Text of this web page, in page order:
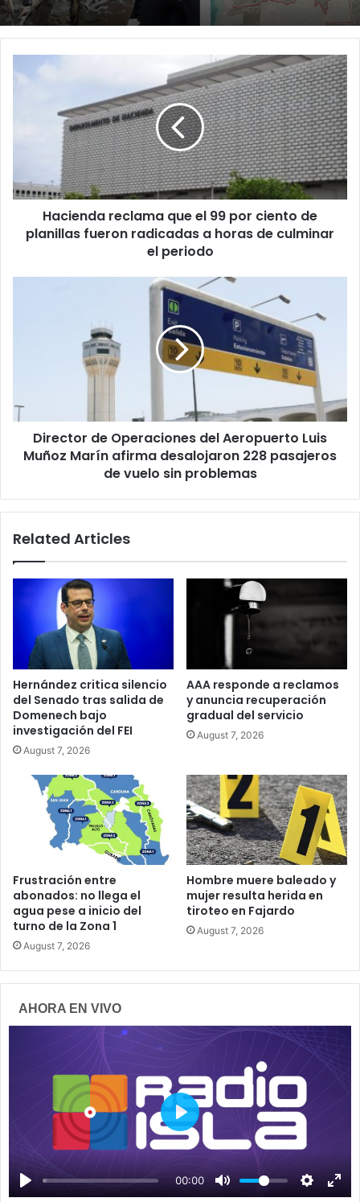
Hacienda
reclama
de
planillas
fueron
radicadas
Hacienda reclama que el 99 por ciento de
planillas fueron radicadas a horas de culminar
el periodo
Marín
afirma
desalojaron
228
vuelo
problemas
Director de Operaciones del Aeropuerto Luis
Muñoz Marín afirma desalojaron 228 pasajeros
de vuelo sin problemas
Related Articles
Hernández critica silencio
del Senado tras salida de
Domenech bajo
investigación del FEI
August 7, 2026
AAA responde a reclamos
y anuncia recuperación
gradual del servicio
August 7, 2026
Frustración entre
abonados: no llega el
agua pese a inicio del
turno de la Zona 1
August 7, 2026
Hombre muere baleado y
mujer resulta herida en
tiroteo en Fajardo
August 7, 2026
AHORA EN VIVO
00:00
P
y